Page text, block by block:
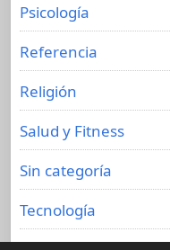
Psicología
Referencia
Religión
Salud y Fitness
Sin categoría
Tecnología